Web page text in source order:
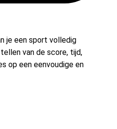
je een sport volledig
van de score, tijd,
op een eenvoudige en